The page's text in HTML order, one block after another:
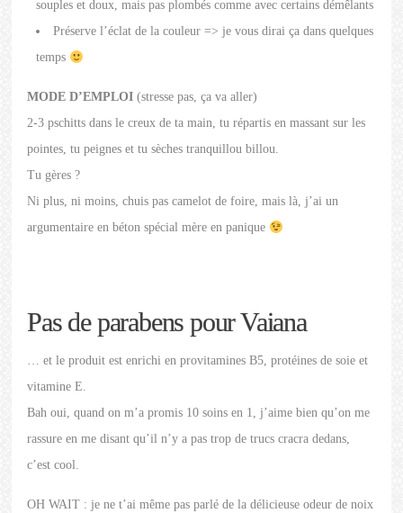
souples et doux, mais pas plombés comme avec certains démêlants
Préserve l’éclat de la couleur => je vous dirai ça dans quelques
temps
MODE D’EMPLOI (stresse pas, ça va aller)
2-3 pschitts dans le creux de ta main, tu répartis en massant sur les
pointes, tu peignes et tu sèches tranquillou billou.
Tu gères ?
Ni plus, ni moins, chuis pas camelot de foire, mais là, j’ai un
argumentaire en béton spécial mère en panique
Pas de parabens pour Vaiana
… et le produit est enrichi en provitamines B5, protéines de soie et
vitamine E.
Bah oui, quand on m’a promis 10 soins en 1, j’aime bien qu’on me
rassure en me disant qu’il n’y a pas trop de trucs cracra dedans,
c’est cool.
OH WAIT : je ne t’ai même pas parlé de la délicieuse odeur de noix